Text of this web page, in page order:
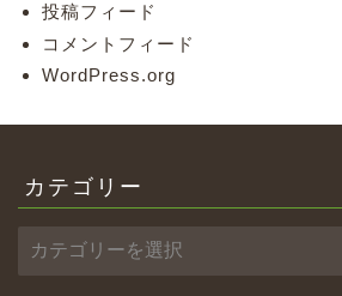
投稿フィード
コメントフィード
WordPress.org
カテゴリー